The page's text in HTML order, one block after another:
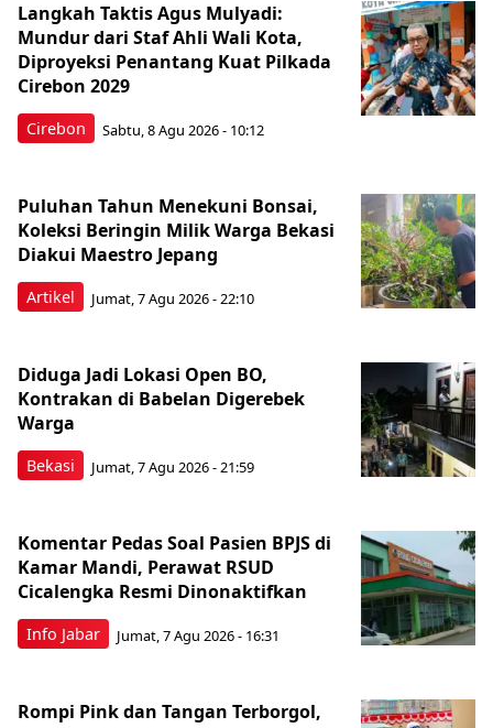
Cirebon
Langkah Taktis Agus Mulyadi:
Mundur dari Staf Ahli Wali Kota,
Diproyeksi Penantang Kuat Pilkada
Cirebon 2029
Sabtu, 8 Agu 2026 - 10:12
Artikel
Puluhan Tahun Menekuni Bonsai,
Koleksi Beringin Milik Warga Bekasi
Diakui Maestro Jepang
Jumat, 7 Agu 2026 - 22:10
Bekasi
Diduga Jadi Lokasi Open BO,
Kontrakan di Babelan Digerebek
Warga
Jumat, 7 Agu 2026 - 21:59
Info Jabar
Komentar Pedas Soal Pasien BPJS di
Kamar Mandi, Perawat RSUD
Cicalengka Resmi Dinonaktifkan
Jumat, 7 Agu 2026 - 16:31
Rompi Pink dan Tangan Terborgol,